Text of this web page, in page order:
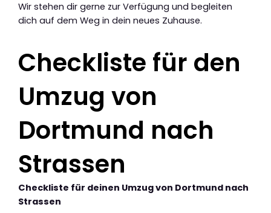
Wir stehen dir gerne zur Verfügung und begleiten
dich auf dem Weg in dein neues Zuhause.
Checkliste für den
Umzug von
Dortmund nach
Strassen
Checkliste für deinen Umzug von Dortmund nach
Strassen